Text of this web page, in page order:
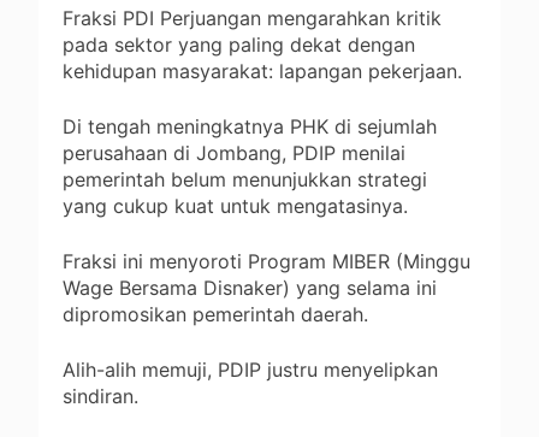
Fraksi PDI Perjuangan mengarahkan kritik
pada sektor yang paling dekat dengan
kehidupan masyarakat: lapangan pekerjaan.
Di tengah meningkatnya PHK di sejumlah
perusahaan di Jombang, PDIP menilai
pemerintah belum menunjukkan strategi
yang cukup kuat untuk mengatasinya.
Fraksi ini menyoroti Program MIBER (Minggu
Wage Bersama Disnaker) yang selama ini
dipromosikan pemerintah daerah.
Alih-alih memuji, PDIP justru menyelipkan
sindiran.